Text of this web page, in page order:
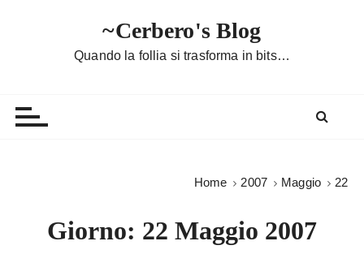
~Cerbero's Blog
Quando la follia si trasforma in bits…
Home 2007 Maggio 22
Giorno: 22 Maggio 2007